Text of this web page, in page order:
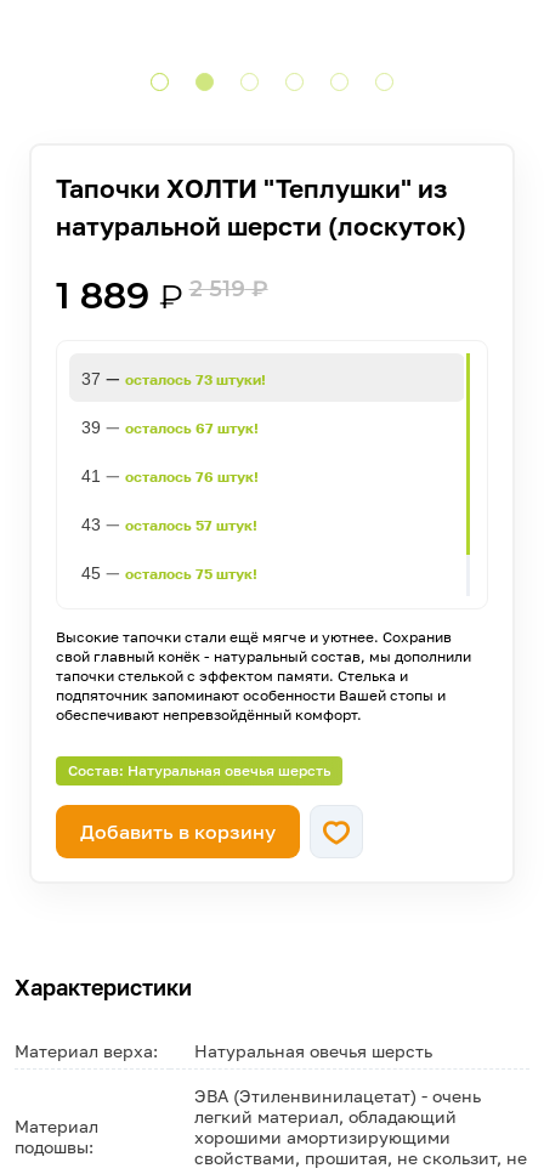
Тапочки ХОЛТИ "Теплушки" из
натуральной шерсти (лоскуток)
1 889 ₽ 2 519₽
37 — осталось 73 штуки!
39 — осталось 67 штук!
41 — осталось 76 штук!
43 — осталось 57 штук!
45— осталось 75 штук!
Высокие тапочки стали ещё мягче и уютнее. Сохранив
свой главный конёк - натуральный состав, мы дополнили
тапочки стелькой с эффектом памяти. Стелька и
подпяточник запоминают особенности Вашей стопы и
обеспечивают непревзойдённый комфорт.
Состав: Натуральная овечья шерсть
Добавить в корзину
Характеристики
Материал верха: Натуральная овечья шерсть
Материал
подошвы:
ЭВА (Этиленвинилацетат) - очень
легкий материал, обладающий
хорошими амортизирующими
свойствами, прошитая, не скользит, не